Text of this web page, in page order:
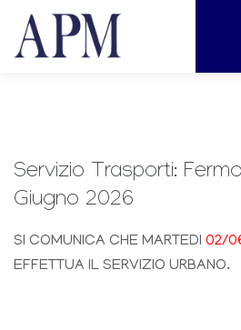
Servizio Trasporti:
Giugno 2026
SI COMUNICA CHE MARTEDI 02/
EFFETTUA IL SERVIZIO URBANO.